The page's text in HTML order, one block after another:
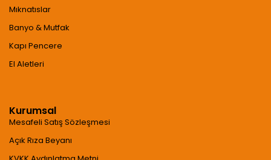
Mıknatıslar
Banyo & Mutfak
Kapı Pencere
El Aletleri
Kurumsal
Mesafeli Satış Sözleşmesi
Açık Rıza Beyanı